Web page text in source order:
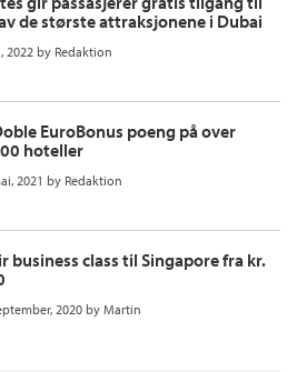
de største attraksjonene i Dubai
2022 by Redaktion
EuroBonus poeng på over
hoteller
2021 by Redaktion
business class til Singapore fra kr.
2020 by Martin